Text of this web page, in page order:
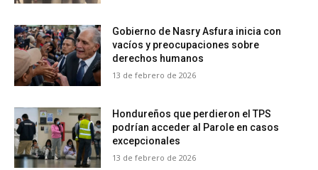
Gobierno de Nasry Asfura inicia con
vacíos y preocupaciones sobre
derechos humanos
13 de febrero de 2026
Hondureños que perdieron el TPS
podrían acceder al Parole en casos
excepcionales
13 de febrero de 2026